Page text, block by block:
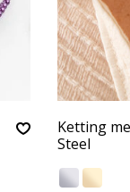
Ketting
Steel